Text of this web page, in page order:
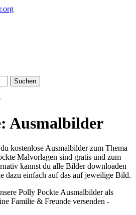
Suchen
Ausmalbilder
kostenlose Ausmalbilder zum Thema
Malvorlagen sind gratis und zum
kannst du alle Bilder downloaden
dazu einfach auf das auf jeweilige Bild.
Polly Pockte Ausmalbilder als
Familie & Freunde versenden -